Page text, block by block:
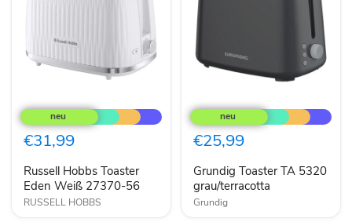
Hobbs
Toaster
Eden
Weiß
56
€31,99
Russell Hobbs Toaster
Eden Weiß 27370-56
RUSSELL HOBBS
Toaster
TA
5320
grau/terracotta
€25,99
Grundig Toaster TA 5320
grau/terracotta
Grundig